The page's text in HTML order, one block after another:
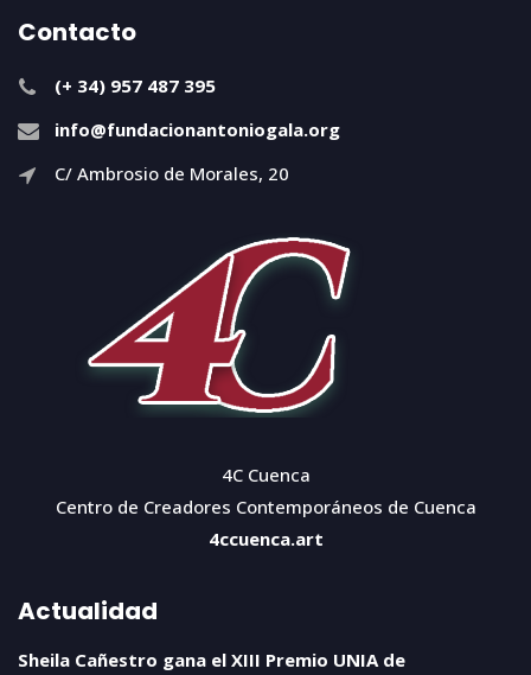
Contacto
(+ 34) 957 487 395
info@fundacionantoniogala.org
C/ Ambrosio de Morales, 20
4C Cuenca
Centro de Creadores Contemporáneos de Cuenca
4ccuenca.art
Actualidad
Sheila Cañestro gana el XIII Premio UNIA de